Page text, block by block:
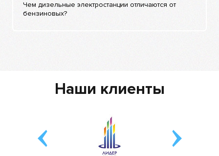
Чем дизельные электростанции отличаются от
бензиновых?
Наши клиенты